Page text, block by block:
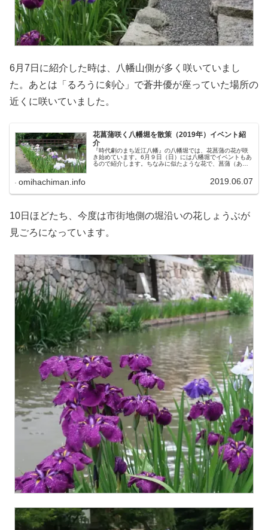
6月7日に紹介した時は、八幡山側が多く咲いていまし
た。あとは「るろうに剣心」で蒼井優が座っていた場所の
近くに咲いていました。
花菖蒲咲く八幡堀を散策（2019年）イベント紹
介
『時代劇のまち近江八幡』の八幡堀では、花菖蒲の花が咲
き始めています。6月９日（日）には八幡堀でイベントもあ
るので紹介します。ちなみに似たような花で、菖蒲（あや
omihachiman.info 2019.06.07
10日ほどたち、今度は市街地側の堀沿いの花しょうぶが
見ごろになっています。